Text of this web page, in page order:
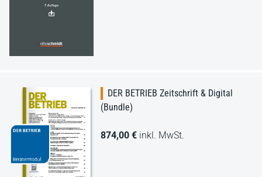
DER BETRIEB Zeitschrift & Digital
(Bundle)
874,00 € inkl. MwSt.